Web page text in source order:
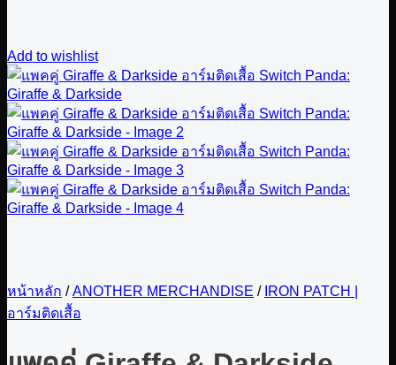
Add to wishlist
หน้าหลัก / ANOTHER MERCHANDISE / IRON PATCH |
อาร์มติดเสื้อ